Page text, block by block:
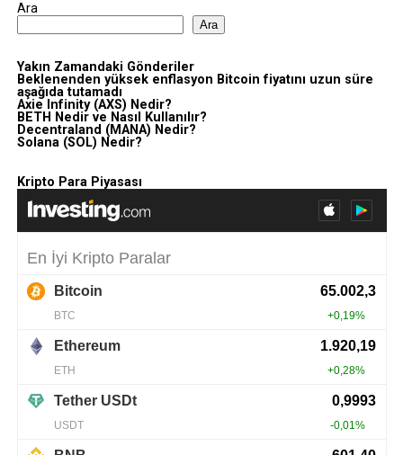
Ara
Ara
Yakın Zamandaki Gönderiler
Beklenenden yüksek enflasyon Bitcoin fiyatını uzun süre
aşağıda tutamadı
Axie Infinity (AXS) Nedir?
BETH Nedir ve Nasıl Kullanılır?
Decentraland (MANA) Nedir?
Solana (SOL) Nedir?
Kripto Para Piyasası